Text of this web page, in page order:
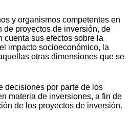
y organismos competentes en
proyectos de inversión, de
cuenta sus efectos sobre la
impacto socioeconómico, la
otras dimensiones que se
por parte de los
materia de inversiones, a fin de
de los proyectos de inversión.